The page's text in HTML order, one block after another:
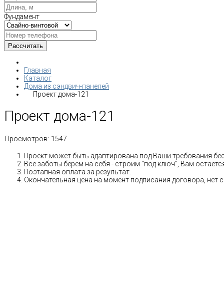
Фундамент
Главная
Каталог
Дома из сэндвич-панелей
Проект дома-121
Проект дома-121
Просмотров: 1547
Проект может быть адаптирована под Ваши требования
Все заботы берем на себя - строим "под ключ", Вам
Поэтапная оплата за результат.
Окончательная цена на момент подписания договора, нет